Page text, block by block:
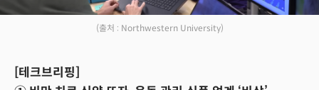
(출처 : Northwestern University)
[테크브리핑]